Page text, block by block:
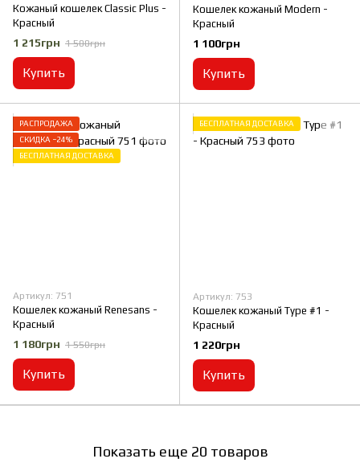
Кожаный кошелек Classic Plus -
Красный
1 215грн 1 500грн
Купить
Кошелек кожаный Modern -
Красный
1 100грн
Купить
РАСПРОДАЖА
СКИДКА −24%
БЕСПЛАТНАЯ ДОСТАВКА
Артикул: 751
Кошелек кожаный Renesans -
Красный
1 180грн 1 550грн
Купить
БЕСПЛАТНАЯ ДОСТАВКА
Артикул: 753
Кошелек кожаный Type #1 -
Красный
1 220грн
Купить
Показать еще 20 товаров